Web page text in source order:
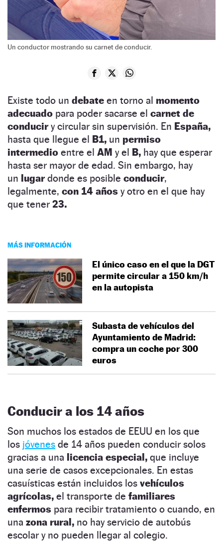
Un conductor mostrando su carnet de conducir.
Existe todo un debate en torno al momento
adecuado para poder sacarse el carnet de
conduciry circular sin supervisión. En España,
hasta que llegue el B1, un permiso
intermedio entre el AM y el B, hay que esperar
hasta ser mayor de edad. Sin embargo, hay
un lugardonde es posible conducir,
legalmente, con 14 años y otro en el que hay
que tener 23.
MÁS INFORMACIÓN
El único caso en el que la DGT
permite circular a 150 km/h
en la autopista
Subasta de vehículos del
Ayuntamiento de Madrid:
compra un coche por 300
euros
Conducir a los 14 años
Son muchos los estados de EEUU en los que
los jóvenes de 14 años pueden conducir solos
gracias a una licencia especial, que incluye
una serie de casos excepcionales. En estas
casuísticas están incluidos los vehículos
agrícolas, el transporte de familiares
enfermos para recibir tratamiento o cuando, en
una zona rural, no hay servicio de autobús
escolar y no pueden llegar al colegio.